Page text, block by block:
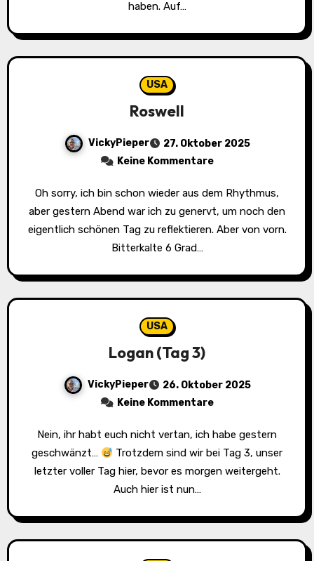
haben. Auf…
USA
Roswell
VickyPieper
27. Oktober 2025
Keine Kommentare
Oh sorry, ich bin schon wieder aus dem Rhythmus,
aber gestern Abend war ich zu genervt, um noch den
eigentlich schönen Tag zu reflektieren. Aber von vorn.
Bitterkalte 6 Grad…
USA
Logan (Tag 3)
VickyPieper
26. Oktober 2025
Keine Kommentare
Nein, ihr habt euch nicht vertan, ich habe gestern
geschwänzt…
Trotzdem sind wir bei Tag 3, unser
letzter voller Tag hier, bevor es morgen weitergeht.
Auch hier ist nun…